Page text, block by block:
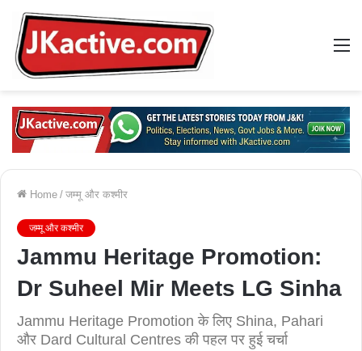
Home / जम्मू और कश्मीर
जम्मू और कश्मीर
Jammu Heritage Promotion:
Dr Suheel Mir Meets LG Sinha
Jammu Heritage Promotion के लिए Shina, Pahari
और Dard Cultural Centres की पहल पर हुई चर्चा